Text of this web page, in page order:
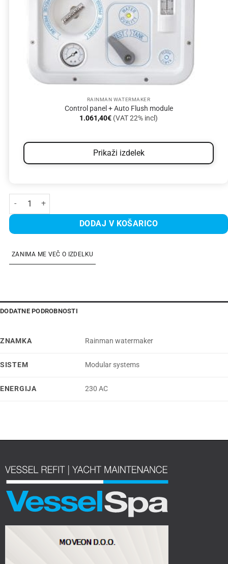
RAINMAN WATERMAKER
Control panel + Auto Flush module
1.061,40€ (VAT 22% incl)
Prikaži izdelek
Modular AC 140 High Output količina
DODAJ V KOŠARICO
ZANIMA ME VEČ O IZDELKU
DODATNE PODROBNOSTI
ZNAMKA Rainman watermaker
SISTEM Modular systems
ENERGIJA 230 AC